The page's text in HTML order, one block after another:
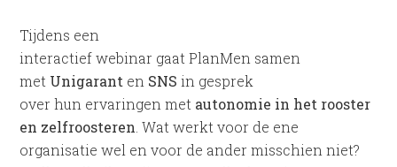
Tijdens een
interactief webinar gaat PlanMen samen
met Unigarant en SNS in gesprek
over hun ervaringen met autonomie in het rooster
en zelfroosteren . Wat werkt voor de ene
organisatie wel en voor de ander misschien niet?